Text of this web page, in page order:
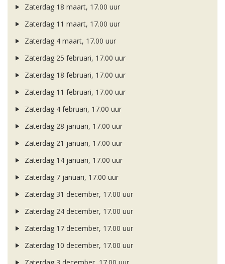
Zaterdag 18 maart, 17.00 uur
Zaterdag 11 maart, 17.00 uur
Zaterdag 4 maart, 17.00 uur
Zaterdag 25 februari, 17.00 uur
Zaterdag 18 februari, 17.00 uur
Zaterdag 11 februari, 17.00 uur
Zaterdag 4 februari, 17.00 uur
Zaterdag 28 januari, 17.00 uur
Zaterdag 21 januari, 17.00 uur
Zaterdag 14 januari, 17.00 uur
Zaterdag 7 januari, 17.00 uur
Zaterdag 31 december, 17.00 uur
Zaterdag 24 december, 17.00 uur
Zaterdag 17 december, 17.00 uur
Zaterdag 10 december, 17.00 uur